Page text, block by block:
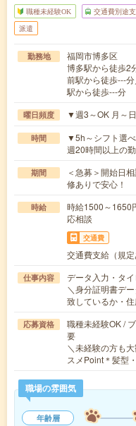
職種未経験OK 交通費別途
派遣
勤務地
福岡市博多区
博多駅から徒歩2
前駅から徒歩---
駅から徒歩---分
曜日頻度 ▼週3～OK 月～
時間
▼5h～シフト選
週20時間以上の
期間
＜急募＞開始日
修ありで安心！
時給
時給1500～
応相談
交通費
交通費支給（規定
仕事内容
データ入力・タ
＼身分証明書デ
致しているか・
応募資格
職種未経験OK /
要
＼未経験の方も
スメPoint＊髪型
職場の雰囲気
年齢層